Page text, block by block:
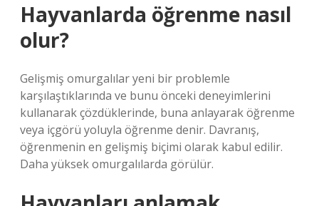
Hayvanlarda öğrenme nasıl
olur?
Gelişmiş omurgalılar yeni bir problemle
karşılaştıklarında ve bunu önceki deneyimlerini
kullanarak çözdüklerinde, buna anlayarak öğrenme
veya içgörü yoluyla öğrenme denir. Davranış,
öğrenmenin en gelişmiş biçimi olarak kabul edilir.
Daha yüksek omurgalılarda görülür.